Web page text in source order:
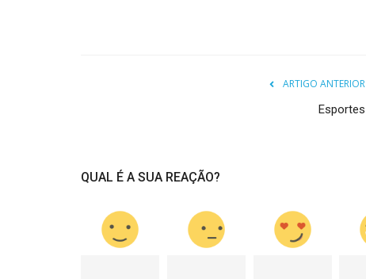
ARTIGO ANTERIOR
Esportes
QUAL É A SUA REAÇÃO?